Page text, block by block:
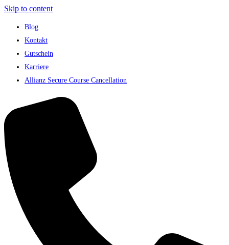
Skip to content
Blog
Kontakt
Gutschein
Karriere
Allianz Secure Course Cancellation